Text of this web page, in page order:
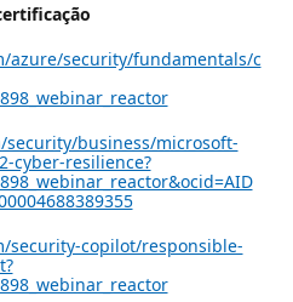
azure/security/fundamentals/c
business/microsoft-
cyber-resilience?
security-copilot/responsible-